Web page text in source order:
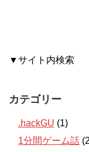
▼サイト内検索
カテゴリー
.hackGU (1)
1分間ゲーム話